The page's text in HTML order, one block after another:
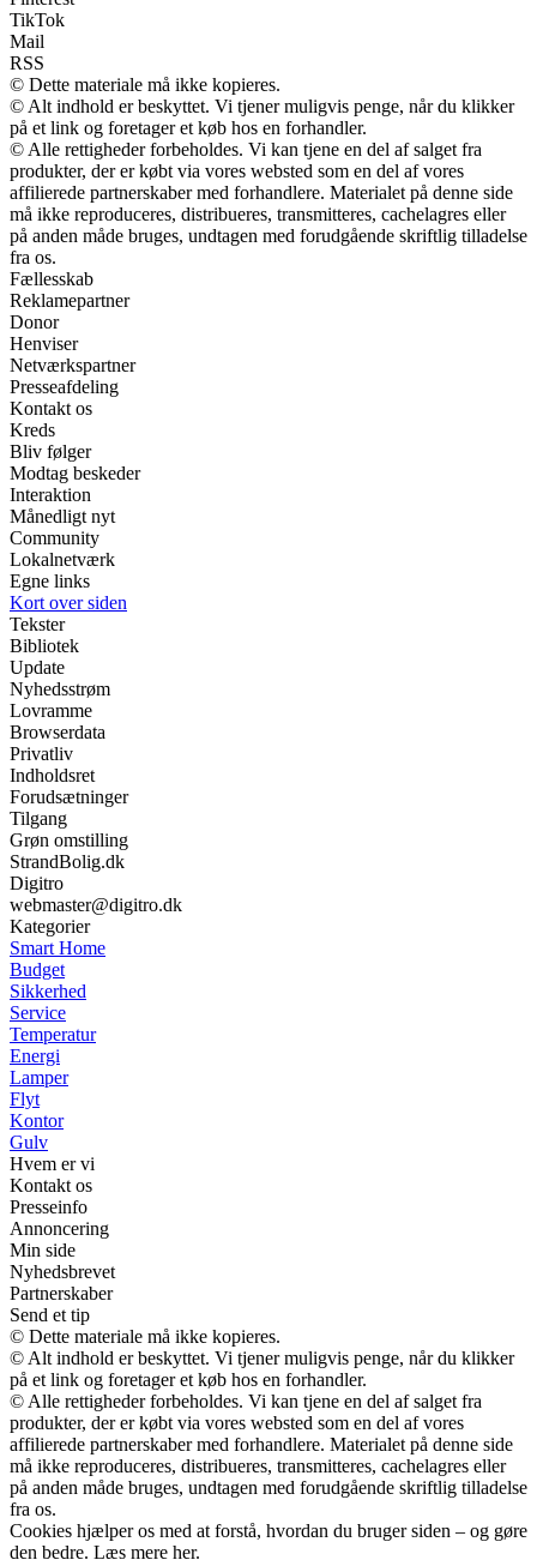
TikTok
Mail
RSS
© Dette materiale må ikke kopieres.
© Alt indhold er beskyttet. Vi tjener muligvis penge, når du klikker
på et link og foretager et køb hos en forhandler.
© Alle rettigheder forbeholdes. Vi kan tjene en del af salget fra
produkter, der er købt via vores websted som en del af vores
affilierede partnerskaber med forhandlere. Materialet på denne side
må ikke reproduceres, distribueres, transmitteres, cachelagres eller
på anden måde bruges, undtagen med forudgående skriftlig tilladelse
fra os.
Fællesskab
Reklamepartner
Donor
Henviser
Netværkspartner
Presseafdeling
Kontakt os
Kreds
Bliv følger
Modtag beskeder
Interaktion
Månedligt nyt
Community
Lokalnetværk
Egne links
Kort over siden
Tekster
Bibliotek
Update
Nyhedsstrøm
Lovramme
Browserdata
Privatliv
Indholdsret
Forudsætninger
Tilgang
Grøn omstilling
StrandBolig.dk
Digitro
webmaster@digitro.dk
Kategorier
Smart Home
Budget
Sikkerhed
Service
Temperatur
Energi
Lamper
Flyt
Kontor
Gulv
Hvem er vi
Kontakt os
Presseinfo
Annoncering
Min side
Nyhedsbrevet
Partnerskaber
Send et tip
© Dette materiale må ikke kopieres.
© Alt indhold er beskyttet. Vi tjener muligvis penge, når du klikker
på et link og foretager et køb hos en forhandler.
© Alle rettigheder forbeholdes. Vi kan tjene en del af salget fra
produkter, der er købt via vores websted som en del af vores
affilierede partnerskaber med forhandlere. Materialet på denne side
må ikke reproduceres, distribueres, transmitteres, cachelagres eller
på anden måde bruges, undtagen med forudgående skriftlig tilladelse
fra os.
Cookies hjælper os med at forstå, hvordan du bruger siden – og gøre
den bedre. Læs mere her.